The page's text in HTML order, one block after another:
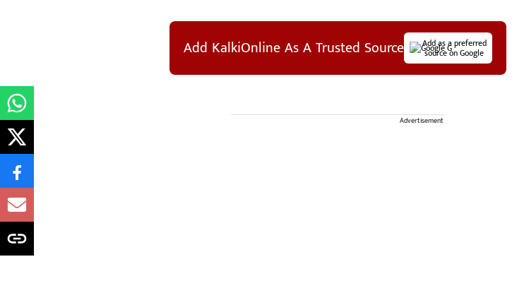
Add KalkiOnline As A Trusted Source Add as a preferred
source on Google
Advertisement